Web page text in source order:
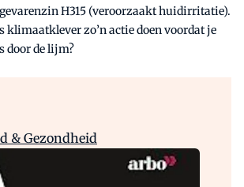
H315 (veroorzaakt huidirritatie).
klimaatklever zo’n actie doen voordat je
door de lijm?
& Gezondheid